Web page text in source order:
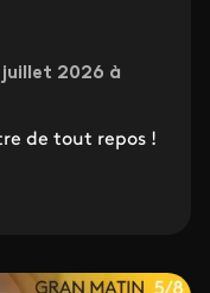
2026 à
de tout repos !